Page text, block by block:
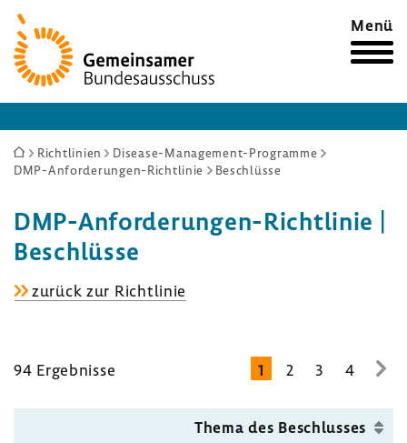
Zur
Startseite
Menü
Sie
sind
Richtlinien
Disease-Management-Programme
DMP-Anforderungen-Richtlinie
Beschlüsse
DMP-​Anforderungen-Richtlinie |
Beschlüsse
zurück zur Richt­linie
94 Ergeb­nisse
1 2 3 4
zur
Thema des Beschlusses